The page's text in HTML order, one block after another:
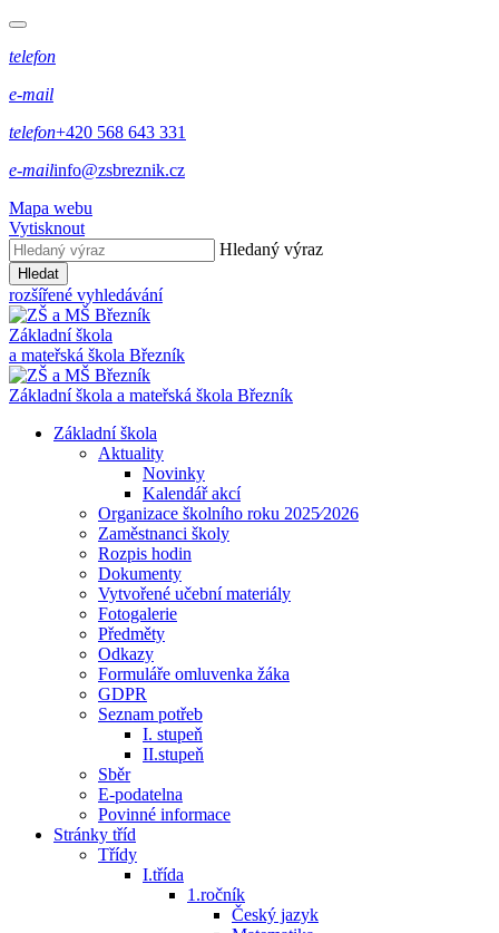
telefon
e-mail
telefon+420 568 643 331
e-mailinfo@zsbreznik.cz
Mapa webu
Vytisknout
Hledaný výraz
Hledat
rozšířené vyhledávání
Základní škola
a mateřská škola Březník
Základní škola a mateřská škola Březník
Základní škola
Aktuality
Novinky
Kalendář akcí
Organizace školního roku 2025⁄2026
Zaměstnanci školy
Rozpis hodin
Dokumenty
Vytvořené učební materiály
Fotogalerie
Předměty
Odkazy
Formuláře omluvenka žáka
GDPR
Seznam potřeb
I. stupeň
II.stupeň
Sběr
E-podatelna
Povinné informace
Stránky tříd
Třídy
I.třída
1.ročník
Český jazyk